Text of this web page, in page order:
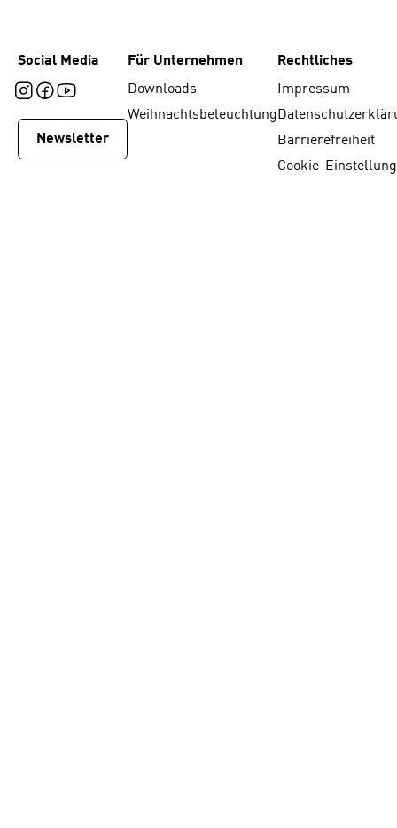
Social Media
Newsletter
Für Unternehmen
Downloads
Weihnachtsbeleuchtung
Rechtliches
Impressum
Barrierefreiheit
Cookie-